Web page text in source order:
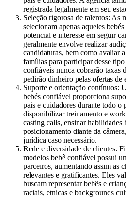
registrada legalmente em seu
Seleção rigorosa de talentos: As
selecionam apenas aqueles
potencial e interesse em seguir
geralmente envolve realizar
candidaturas, bem como avaliar
famílias para participar desse
confiáveis nunca cobrarão taxas
pedirão dinheiro pelas ofertas de
Suporte e orientação contínuos:
bebés confiável proporciona
pais e cuidadores durante todo o
disponibilizar treinamento e
casting calls, ensinar habilidades
posicionamento diante da
jurídica caso necessário.
Rede e diversidade de clientes:
modelos bebê confiável possui
parceiros, aumentando assim as
relevantes e gratificantes. Eles
buscam representar bebês e
raciais, etnicas e backgrounds